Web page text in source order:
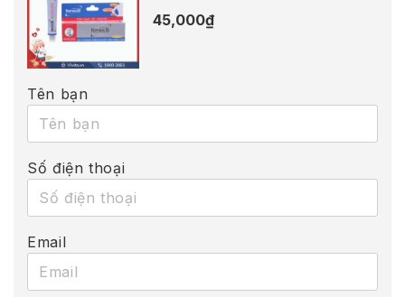
45,000₫
Tên bạn
Số điện thoại
Email